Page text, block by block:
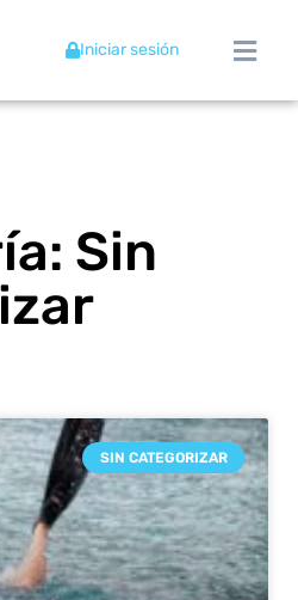
Iniciar sesión
Sin
SIN CATEGORIZAR